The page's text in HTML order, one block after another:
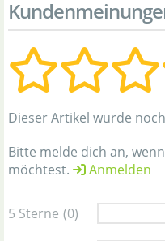
Dieser Artikel wurde
Bitte melde dich an,
möchtest.
Anmelden
5 Sterne (0)